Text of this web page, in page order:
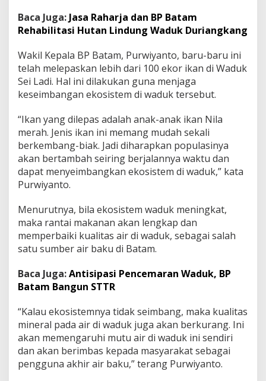
L
a
d
Baca Juga: Jasa Raharja dan BP Batam
Rehabilitasi Hutan Lindung Waduk Duriangkang
Wakil Kepala BP Batam, Purwiyanto, baru-baru ini
telah melepaskan lebih dari 100 ekor ikan di Waduk
Sei Ladi. Hal ini dilakukan guna menjaga
keseimbangan ekosistem di waduk tersebut.
“Ikan yang dilepas adalah anak-anak ikan Nila
merah. Jenis ikan ini memang mudah sekali
berkembang-biak. Jadi diharapkan populasinya
akan bertambah seiring berjalannya waktu dan
dapat menyeimbangkan ekosistem di waduk,” kata
Purwiyanto.
Menurutnya, bila ekosistem waduk meningkat,
maka rantai makanan akan lengkap dan
memperbaiki kualitas air di waduk, sebagai salah
satu sumber air baku di Batam.
Baca Juga:Antisipasi Pencemaran Waduk, BP
Batam Bangun STTR
“Kalau ekosistemnya tidak seimbang, maka kualitas
mineral pada air di waduk juga akan berkurang. Ini
akan memengaruhi mutu air di waduk ini sendiri
dan akan berimbas kepada masyarakat sebagai
pengguna akhir air baku,” terang Purwiyanto.